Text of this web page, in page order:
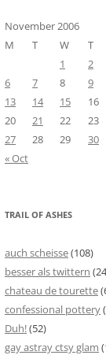
November 2006
M
T W T
1
2
6
7 8 9
13
14 15 16
20
21 22 23
27
28 29
30
« Oct
TRAIL OF ASHES
auch scheisse(108)
besser als twittern
chateau de tourette
confessional pottery
Duh!(52)
gay astray ctsy glam